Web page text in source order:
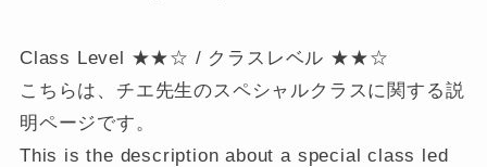
Class Level ★★☆ / クラスレベル ★★☆
こちらは、チエ先生のスペシャルクラスに関する説
明ページです。
This is the description about a special class led